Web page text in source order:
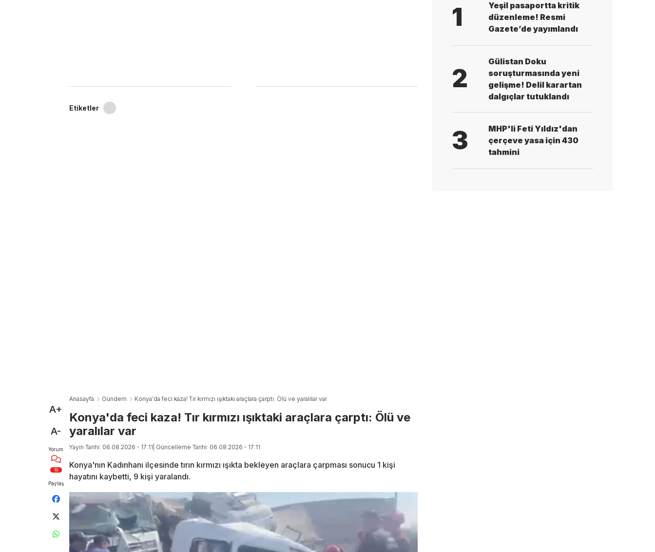
Etiketler
A+
A-
Yorum
10
Paylaş
Anasayfa Gündem Konya'da feci kaza! Tır kırmızı ışıktaki araçlara çarptı: Ölü ve yaralılar var
Konya'da feci kaza! Tır kırmızı ışıktaki araçlara çarptı: Ölü ve
yaralılar var
Yayın Tarihi: 06.08.2026 - 17:11 | Güncelleme Tarihi: 06.08.2026 - 17:11
Konya'nın Kadınhanı ilçesinde tırın kırmızı ışıkta bekleyen araçlara çarpması sonucu 1 kişi
hayatını kaybetti, 9 kişi yaralandı.
1
Yeşil pasaportta kritik
düzenleme! Resmi
Gazete’de yayımlandı
2
Gülistan Doku
soruşturmasında yeni
gelişme! Delil karartan
dalgıçlar tutuklandı
3
MHP'li Feti Yıldız'dan
çerçeve yasa için 430
tahmini